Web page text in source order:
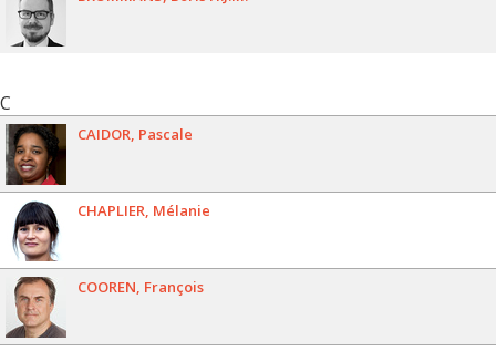
C
CAIDOR Pascale
CHAPLIER Mélanie
COOREN François